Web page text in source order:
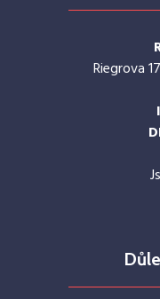
Riegrova